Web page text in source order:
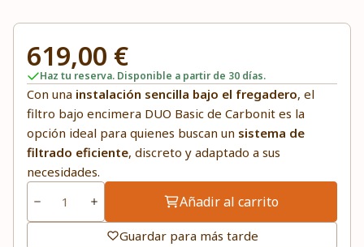
619,00 €
Haz tu reserva. Disponible a partir de 30 días.
Con una instalación sencilla bajo el fregadero, el
filtro bajo encimera DUO Basic de Carbonit es la
opción ideal para quienes buscan un sistema de
filtrado eficiente, discreto y adaptado a sus
necesidades.
Añadir al carrito
Guardar para más tarde